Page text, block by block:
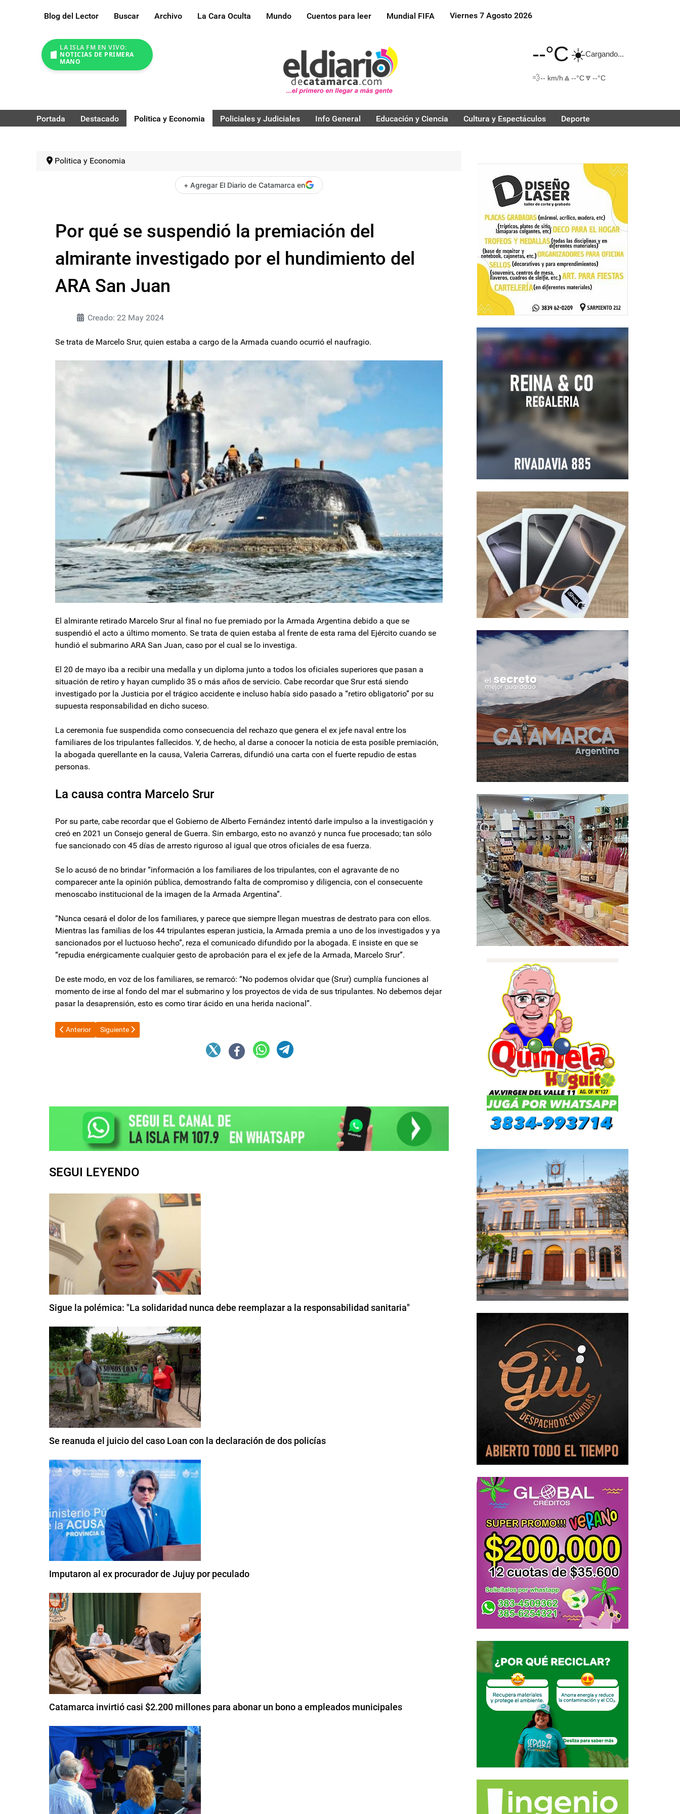
Blog del Lector Buscar Archivo La Cara Oculta Mundo Cuentos para leer Mundial FIFA Viernes 7 Agosto 2026
LA ISLA FM EN VIVO:
NOTICIAS DE PRIMERA
MANO
--°C☀️Cargando...
💨-- km/h 🔼 --°C🔽 --°C
Portada Destacado Politica y Economia Policiales y Judiciales Info General Educación y Ciencia Cultura y Espectáculos Deporte
Politica y Economia
+ Agregar El Diario de Catamarca en
Por qué se suspendió la premiación del
almirante investigado por el hundimiento del
ARA San Juan
Creado: 22 May 2024
Se trata de Marcelo Srur, quien estaba a cargo de la Armada cuando ocurrió el naufragio.
El almirante retirado Marcelo Srur al final no fue premiado por la Armada Argentina debido a que se
suspendió el acto a último momento. Se trata de quien estaba al frente de esta rama del Ejército cuando se
hundió el submarino ARA San Juan, caso por el cual se lo investiga.
El 20 de mayo iba a recibir una medalla y un diploma junto a todos los oficiales superiores que pasan a
situación de retiro y hayan cumplido 35 o más años de servicio. Cabe recordar que Srur está siendo
investigado por la Justicia por el trágico accidente e incluso había sido pasado a “retiro obligatorio” por su
supuesta responsabilidad en dicho suceso.
La ceremonia fue suspendida como consecuencia del rechazo que genera el ex jefe naval entre los
familiares de los tripulantes fallecidos. Y, de hecho, al darse a conocer la noticia de esta posible premiación,
la abogada querellante en la causa, Valeria Carreras, difundió una carta con el fuerte repudio de estas
personas.
La causa contra Marcelo Srur
Por su parte, cabe recordar que el Gobierno de Alberto Fernández intentó darle impulso a la investigación y
creó en 2021 un Consejo general de Guerra. Sin embargo, esto no avanzó y nunca fue procesado; tan sólo
fue sancionado con 45 días de arresto riguroso al igual que otros oficiales de esa fuerza.
Se lo acusó de no brindar “información a los familiares de los tripulantes, con el agravante de no
comparecer ante la opinión pública, demostrando falta de compromiso y diligencia, con el consecuente
menoscabo institucional de la imagen de la Armada Argentina”.
“Nunca cesará el dolor de los familiares, y parece que siempre llegan muestras de destrato para con ellos.
Mientras las familias de los 44 tripulantes esperan justicia, la Armada premia a uno de los investigados y ya
sancionados por el luctuoso hecho”, reza el comunicado difundido por la abogada. E insiste en que se
“repudia enérgicamente cualquier gesto de aprobación para el ex jefe de la Armada, Marcelo Srur”.
De este modo, en voz de los familiares, se remarcó: “No podemos olvidar que (Srur) cumplía funciones al
momento de irse al fondo del mar el submarino y los proyectos de vida de sus tripulantes. No debemos dejar
pasar la desaprensión, esto es como tirar ácido en una herida nacional”.
Artículo anterior: Para Luis Caputo, ya se nota la recuperación económica
Anterior Artículo siguiente: Patricia Bullrich cuestionó a la Policía de Misiones: "No puede ser piquetera"
Siguiente
SEGUI LEYENDO
Sigue la polémica: "La solidaridad nunca debe reemplazar a la responsabilidad sanitaria"
Se reanuda el juicio del caso Loan con la declaración de dos policías
Imputaron al ex procurador de Jujuy por peculado
Catamarca invirtió casi $2.200 millones para abonar un bono a empleados municipales